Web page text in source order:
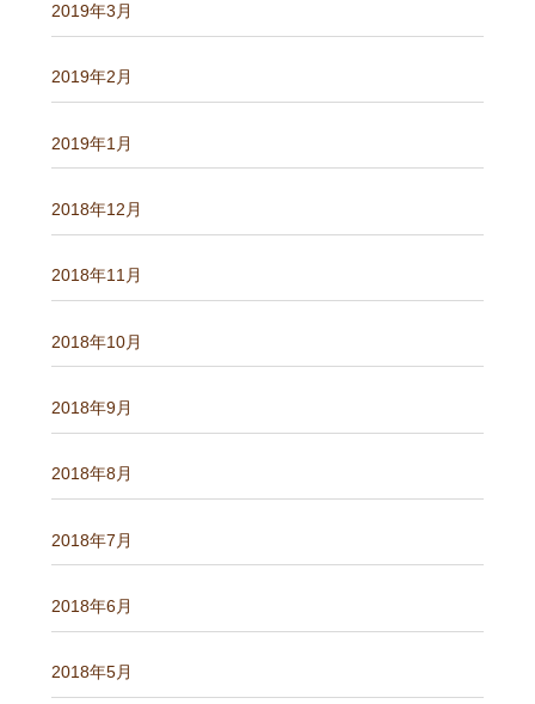
2019年3月
2019年2月
2019年1月
2018年12月
2018年11月
2018年10月
2018年9月
2018年8月
2018年7月
2018年6月
2018年5月